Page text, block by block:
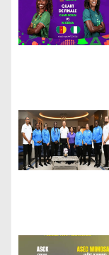
’
t
i
c